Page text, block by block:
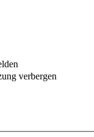
verbergen